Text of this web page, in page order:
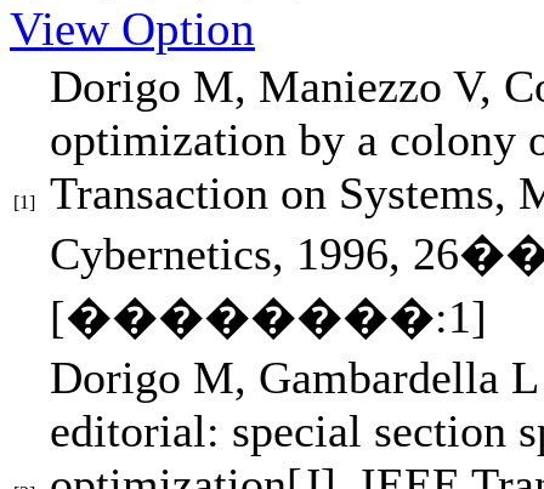
View Option
[1]
Dorigo M, Maniezzo V,
optimization by a colony
Transaction on Systems,
Cybernetics, 1996, 26
[��������:1]
Dorigo M, Gambardella
editorial: special section